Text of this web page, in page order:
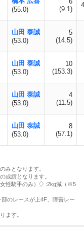
(55.0)
(9.1)
山田 泰誠
(53.0)
5
(14.5)
山田 泰誠
(53.0)
10
(153.3)
山田 泰誠
(53.0)
4
(11.5)
山田 泰誠
(53.0)
8
(57.1)
みとなります。
成績となります。
性騎手のみ）
:2kg減（※5
のレースが上4F、障害レー
ます。